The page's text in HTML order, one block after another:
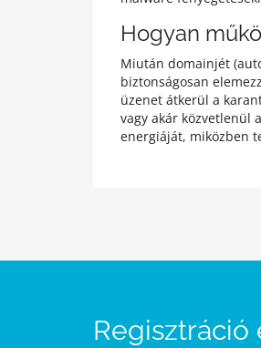
Hogyan
Miután domainjét
biztonságosan
üzenet átkerül a
vagy akár közvetlenül
energiáját, miközben
Regisztráció